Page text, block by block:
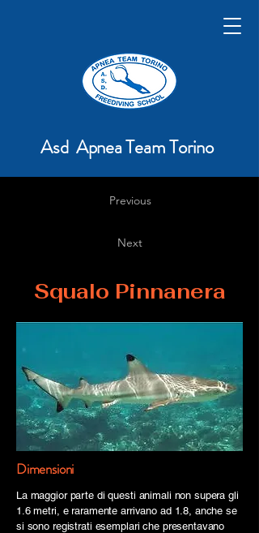
Asd Apnea Team Torino
Previous
Next
Squalo Pinnanera
Dimensioni
La maggior parte di questi animali non supera gli
1.6 metri, e raramente arrivano ad 1.8, anche se
si sono registrati esemplari che presentavano